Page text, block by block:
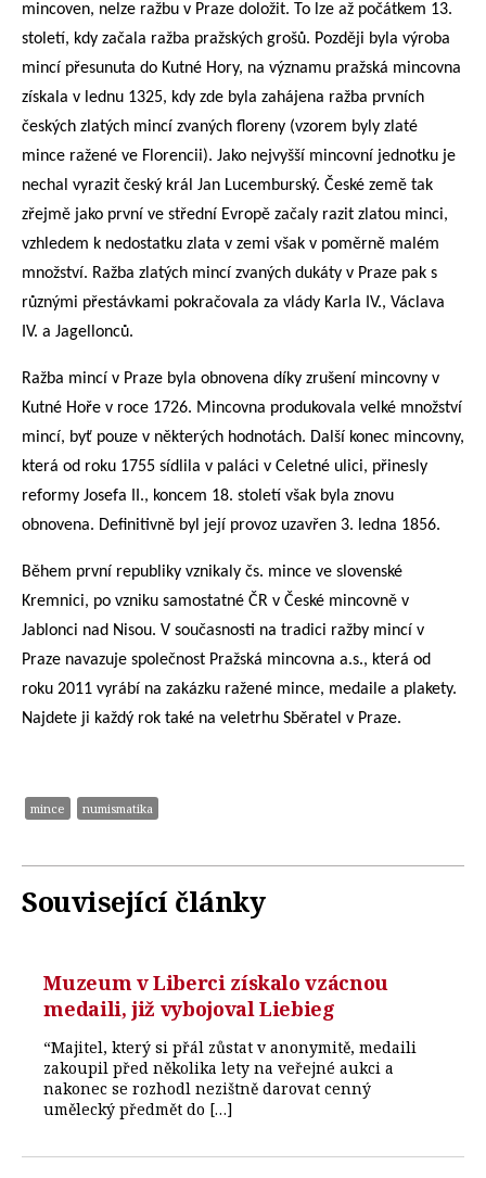
mincoven, nelze ražbu v Praze doložit. To lze až počátkem 13.
století, kdy začala ražba pražských grošů. Později byla výroba
mincí přesunuta do Kutné Hory, na významu pražská mincovna
získala v lednu 1325, kdy zde byla zahájena ražba prvních
českých zlatých mincí zvaných floreny (vzorem byly zlaté
mince ražené ve Florencii). Jako nejvyšší mincovní jednotku je
nechal vyrazit český král Jan Lucemburský. České země tak
zřejmě jako první ve střední Evropě začaly razit zlatou minci,
vzhledem k nedostatku zlata v zemi však v poměrně malém
množství. Ražba zlatých mincí zvaných dukáty v Praze pak s
různými přestávkami pokračovala za vlády Karla IV., Václava
IV. a Jagellonců.
Ražba mincí v Praze byla obnovena díky zrušení mincovny v
Kutné Hoře v roce 1726. Mincovna produkovala velké množství
mincí, byť pouze v některých hodnotách. Další konec mincovny,
která od roku 1755 sídlila v paláci v Celetné ulici, přinesly
reformy Josefa II., koncem 18. století však byla znovu
obnovena. Definitivně byl její provoz uzavřen 3. ledna 1856.
Během první republiky vznikaly čs. mince ve slovenské
Kremnici, po vzniku samostatné ČR v České mincovně v
Jablonci nad Nisou. V současnosti na tradici ražby mincí v
Praze navazuje společnost Pražská mincovna a.s., která od
roku 2011 vyrábí na zakázku ražené mince, medaile a plakety.
Najdete ji každý rok také na veletrhu Sběratel v Praze.
mince numismatika
Související články
Muzeum v Liberci získalo vzácnou
medaili, již vybojoval Liebieg
“Majitel, který si přál zůstat v anonymitě, medaili
zakoupil před několika lety na veřejné aukci a
nakonec se rozhodl nezištně darovat cenný
umělecký předmět do […]